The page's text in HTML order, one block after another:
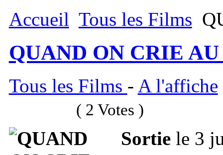
Accueil Tous les Films
QUAND ON CRIE
Tous les Films - A l'affiche
( 2 Votes )
Sortiele 3